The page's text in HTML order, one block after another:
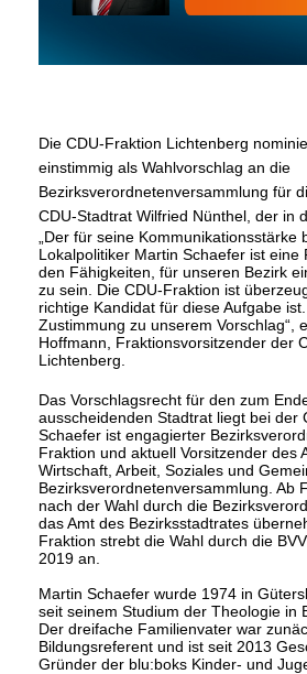
Die CDU-Fraktion Lichtenberg
einstimmig als Wahlvorschlag an die
Bezirksverordnetenversammlung für
CDU-Stadtrat Wilfried Nünthel, der in
Der für seine Kommunikationsstärke
Lokalpolitiker Martin Schaefer ist eine
den Fähigkeiten, für unseren Bezirk
zu sein. Die CDU-Fraktion ist
richtige Kandidat für diese Aufgabe
Zustimmung zu unserem Vorschlag“,
Hoffmann, Fraktionsvorsitzender der
Lichtenberg.
Das Vorschlagsrecht für den zum
ausscheidenden Stadtrat liegt bei der
Schaefer ist engagierter
Fraktion und aktuell Vorsitzender des
Wirtschaft, Arbeit, Soziales und
Bezirksverordnetenversammlung. Ab
nach der Wahl durch die
das Amt des Bezirksstadtrates
Fraktion strebt die Wahl durch die
2019 an.
Martin Schaefer wurde 1974 in
seit seinem Studium der Theologie in
Der dreifache Familienvater war
Bildungsreferent und ist seit 2013
Gründer der blu:boks Kinder- und